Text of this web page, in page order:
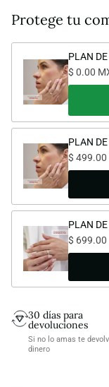
Protege tu
PLAN
$ 0.00
PLAN
$ 499.00
PLAN
$ 699.00
30 días para
devoluciones
Si no lo amas te
dinero